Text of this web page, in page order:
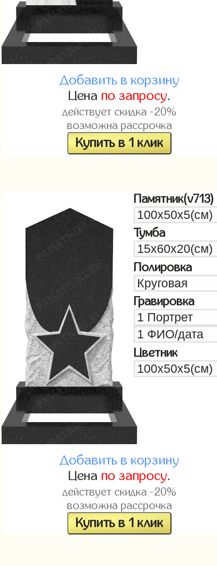
Добавить в корзину
Цена по запросу.
действует скидка -20%
возможна рассрочка
Купить в 1 клик
Памятник(v713)
Тумба
Полировка
Гравировка
Цветник
Добавить в корзину
Цена по запросу.
действует скидка -20%
возможна рассрочка
Купить в 1 клик